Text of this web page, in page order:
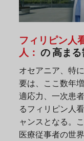
フィリピン人
人：の高ま
オセアニア、特
要は、ここ数年
適応力、一次患
るフィリピン人
ャンスとなる。
医療従事者の世